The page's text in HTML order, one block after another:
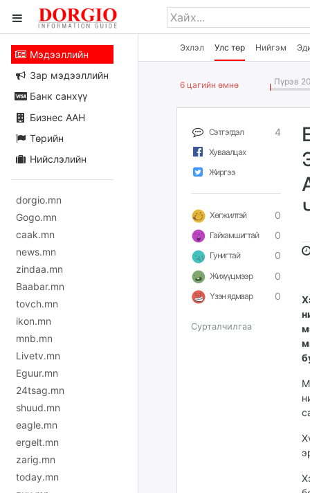
Эхлэл Улс төр Нийгэм
Мэдээллийн
Зар мэдээллийн
Банк санхүү
Бизнес ААН
Төрийн
Нийслэлийн
dorgio.mn
Gogo.mn
caak.mn
news.mn
zindaa.mn
Baabar.mn
tovch.mn
ikon.mn
mnb.mn
Livetv.mn
Eguur.mn
24tsag.mn
shuud.mn
eagle.mn
ergelt.mn
zarig.mn
today.mn
6 цагийн өмнө Пүрэв
Сэтгэгдэл 4
Хуваалцах
Жиргээ
Хөгжилтэй 0
Гайхамшигтай 0
Гунигтай 0
Жихүүцмээр 0
Үзэн ядмаар 0
Сурталчилгаа